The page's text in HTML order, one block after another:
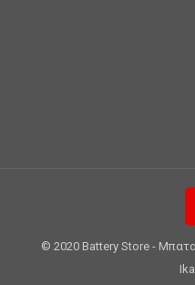
© 2020 Battery Store -